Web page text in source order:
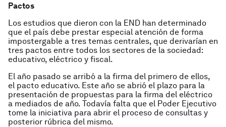
Pactos
Los estudios que dieron con la END han determinado
que el país debe prestar especial atención de forma
impostergable a tres temas centrales, que derivarían en
tres pactos entre todos los sectores de la sociedad:
educativo, eléctrico y fiscal.
El año pasado se arribó a la firma del primero de ellos,
el pacto educativo. Este año se abrió el plazo para la
presentación de propuestas para la firma del eléctrico
a mediados de año. Todavía falta que el Poder Ejecutivo
tome la iniciativa para abrir el proceso de consultas y
posterior rúbrica del mismo.